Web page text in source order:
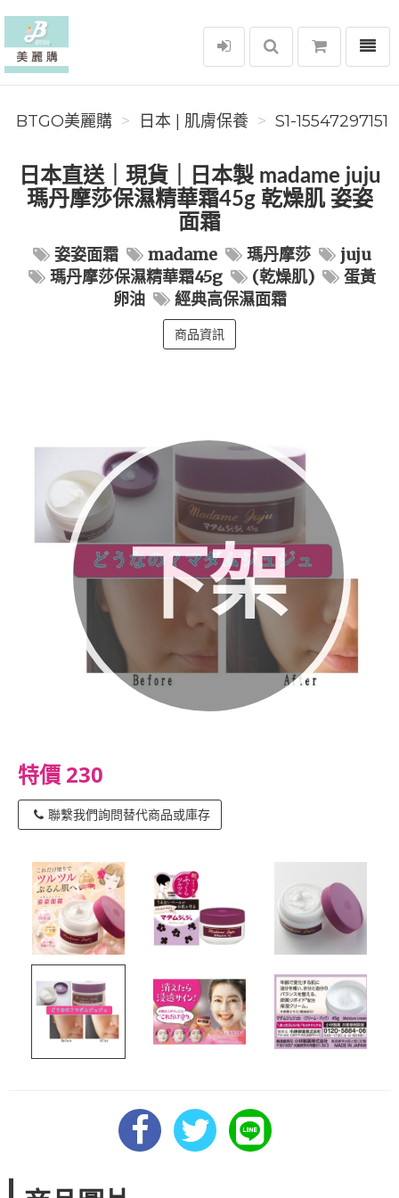
BTGO美麗購
選單
BTGO美麗購 日本 | 肌膚保養 S1-15547297151
日本直送｜現貨｜日本製 madame juju
瑪丹摩莎保濕精華霜45g 乾燥肌 姿姿
面霜
姿姿面霜 madame 瑪丹摩莎
juju
瑪丹摩莎保濕精華霜45g
(乾燥肌)
蛋黃
卵油
經典高保濕面霜
商品資訊
下架
特價 230
聯繫我們詢問替代商品或庫存